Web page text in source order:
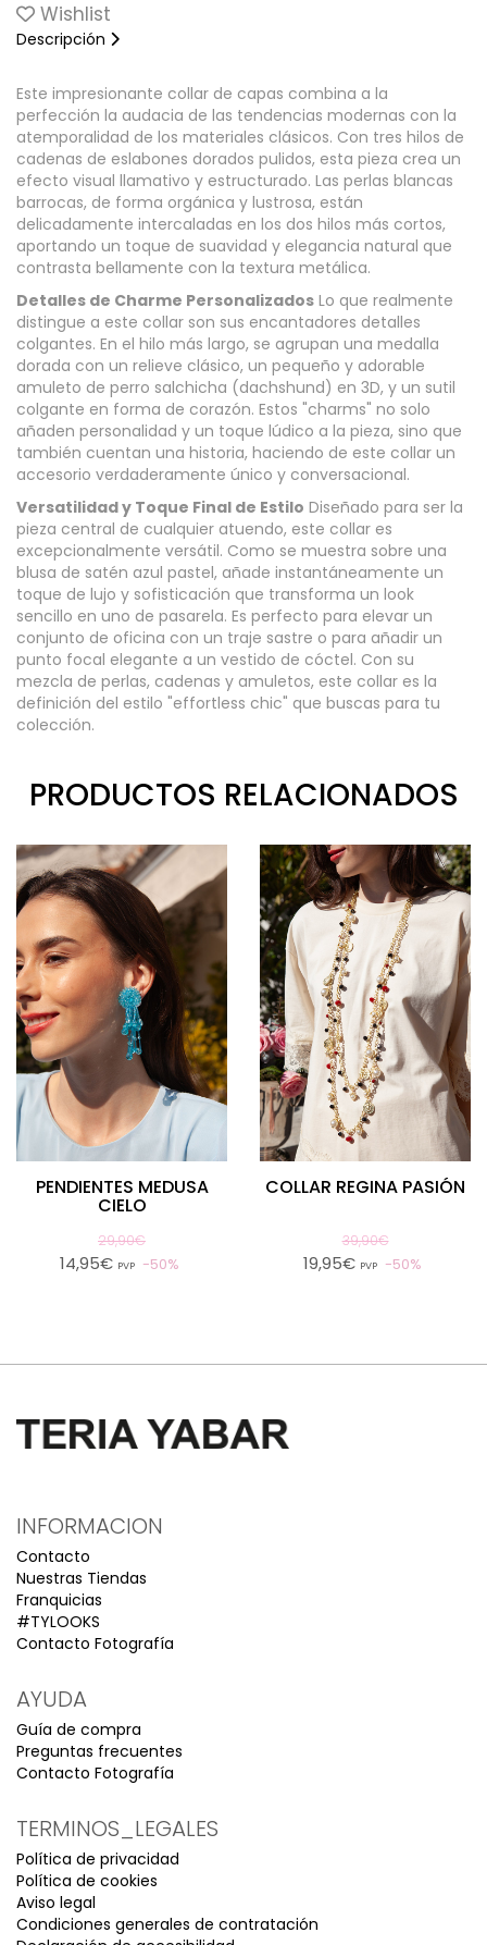
Wishlist
Descripción
Este impresionante collar de capas combina a la
perfección la audacia de las tendencias modernas con la
atemporalidad de los materiales clásicos. Con tres hilos de
cadenas de eslabones dorados pulidos, esta pieza crea un
efecto visual llamativo y estructurado. Las perlas blancas
barrocas, de forma orgánica y lustrosa, están
delicadamente intercaladas en los dos hilos más cortos,
aportando un toque de suavidad y elegancia natural que
contrasta bellamente con la textura metálica.
Detalles de Charme Personalizados Lo que realmente
distingue a este collar son sus encantadores detalles
colgantes. En el hilo más largo, se agrupan una medalla
dorada con un relieve clásico, un pequeño y adorable
amuleto de perro salchicha (dachshund) en 3D, y un sutil
colgante en forma de corazón. Estos "charms" no solo
añaden personalidad y un toque lúdico a la pieza, sino que
también cuentan una historia, haciendo de este collar un
accesorio verdaderamente único y conversacional.
Versatilidad y Toque Final de Estilo Diseñado para ser la
pieza central de cualquier atuendo, este collar es
excepcionalmente versátil. Como se muestra sobre una
blusa de satén azul pastel, añade instantáneamente un
toque de lujo y sofisticación que transforma un look
sencillo en uno de pasarela. Es perfecto para elevar un
conjunto de oficina con un traje sastre o para añadir un
punto focal elegante a un vestido de cóctel. Con su
mezcla de perlas, cadenas y amuletos, este collar es la
definición del estilo "effortless chic" que buscas para tu
colección.
PRODUCTOS RELACIONADOS
PENDIENTES MEDUSA
CIELO
29,90€
14,95€ PVP 50%
COLLAR REGINA PASIÓN
39,90€
19,95€ PVP 50%
INFORMACION
Contacto
Nuestras Tiendas
Franquicias
#TYLOOKS
Contacto Fotografía
AYUDA
Guía de compra
Preguntas frecuentes
Contacto Fotografía
TERMINOS_LEGALES
Política de privacidad
Política de cookies
Aviso legal
Condiciones generales de contratación